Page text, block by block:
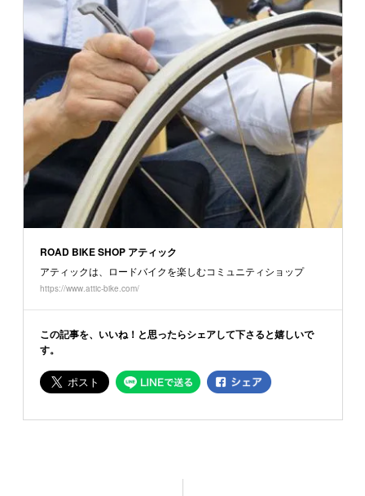
ROAD BIKE SHOP アティック
アティックは、ロードバイクを楽しむコミュニティショップ
https://www.attic-bike.com/
この記事を、いいね！と思ったらシェアして下さると嬉しいで
す。